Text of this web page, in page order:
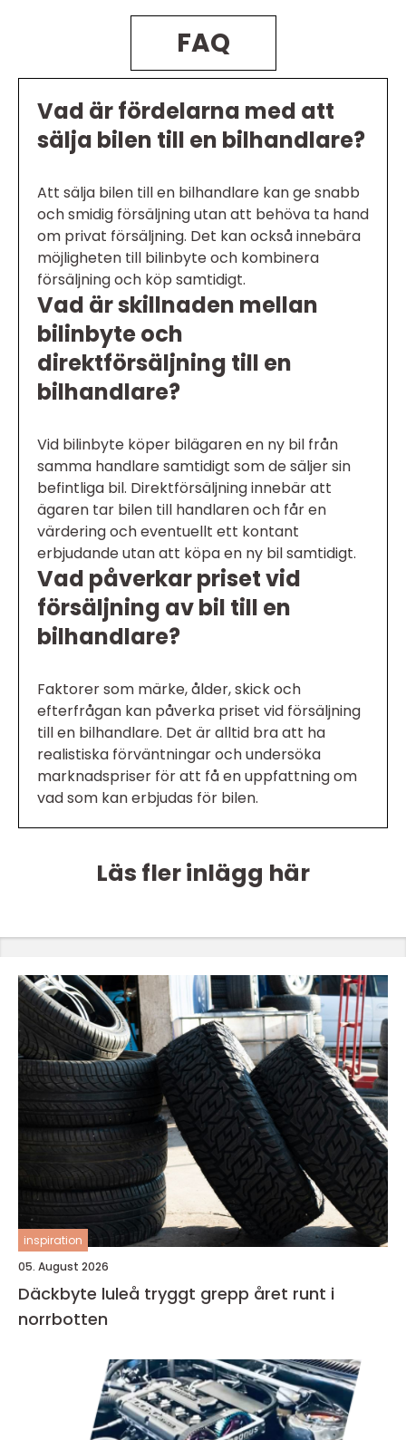
FAQ
Vad är fördelarna med att
sälja bilen till en bilhandlare?
Att sälja bilen till en bilhandlare kan ge snabb
och smidig försäljning utan att behöva ta hand
om privat försäljning. Det kan också innebära
möjligheten till bilinbyte och kombinera
försäljning och köp samtidigt.
Vad är skillnaden mellan
bilinbyte och
direktförsäljning till en
bilhandlare?
Vid bilinbyte köper bilägaren en ny bil från
samma handlare samtidigt som de säljer sin
befintliga bil. Direktförsäljning innebär att
ägaren tar bilen till handlaren och får en
värdering och eventuellt ett kontant
erbjudande utan att köpa en ny bil samtidigt.
Vad påverkar priset vid
försäljning av bil till en
bilhandlare?
Faktorer som märke, ålder, skick och
efterfrågan kan påverka priset vid försäljning
till en bilhandlare. Det är alltid bra att ha
realistiska förväntningar och undersöka
marknadspriser för att få en uppfattning om
vad som kan erbjudas för bilen.
Läs fler inlägg här
inspiration
05. August 2026
Däckbyte luleå tryggt grepp året runt i
norrbotten